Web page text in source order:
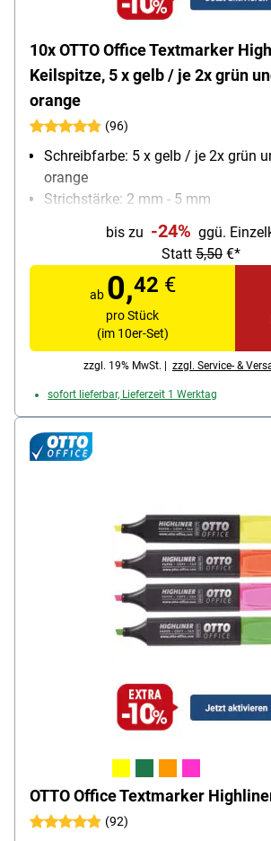
10x OTTO Office Textmarker
Keilspitze, 5 x gelb / je 2x grün
orange
(96)
Schreibfarbe: 5 x gelb / je 2x grün
orange
Strichstärke: 2 mm - 5 mm
Ausführung: schnell trocken,
Besonderheiten: starke Leuchtkraft;
Taschenclip
Inhalt pro Pack: 10 Stück
bis zu -24% ggü.
Statt 5,50 €*
ab 0,42 €
pro Stück
(im 10er-Set)
zzgl. 19% MwSt. | zzgl. Service- &
sofort lieferbar, Lieferzeit 1 Werktag
OTTO Office Textmarker
(92)